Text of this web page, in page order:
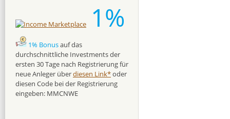
1%
1% Bonusauf das
durchschnittliche Investments der
ersten 30 Tage nach Registrierung für
neue Anleger überdiesen Link*oder
diesen Code bei der Registrierung
eingeben: MMCNWE